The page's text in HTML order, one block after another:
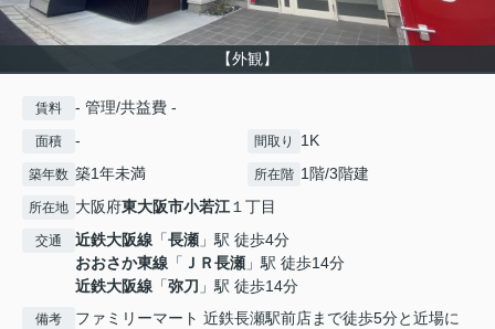
【外観】
賃料 - 管理/共益費 -
面積 - 間取り 1K
築年数 築1年未満 所在階 1階/3階建
所在地 大阪府東大阪市小若江１丁目
交通 近鉄大阪線 「長瀬 」駅 徒歩4分
おおさか東線 「 ＪＲ長瀬 」駅 徒歩14分
近鉄大阪線 「弥刀 」駅 徒歩14分
備考
ファミリーマート 近鉄長瀬駅前店まで徒歩5分と近場に